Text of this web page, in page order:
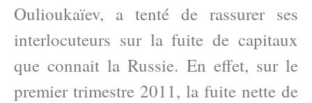
Oulioukaïev, a tenté de rassurer ses
interlocuteurs sur la fuite de capitaux
que connait la Russie. En effet, sur le
premier trimestre 2011, la fuite nette de